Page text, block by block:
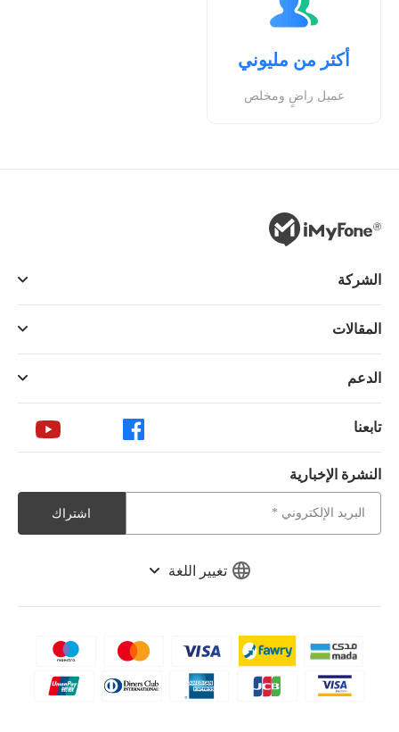
أكثر من مليوني
عميل راضٍ ومخلص
تغيير اللغة
الشركة
المقالات
الدعم
تابعنا
النشرة الإخبارية
اشتراك